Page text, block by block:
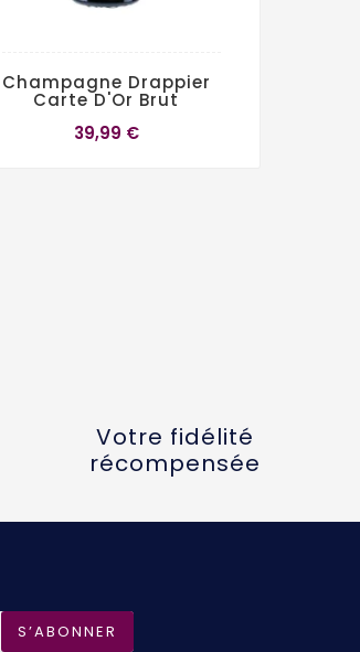
Champagne Drappier
Carte D'Or Brut
39,99 €
Votre fidélité
récompensée
S’ABONNER